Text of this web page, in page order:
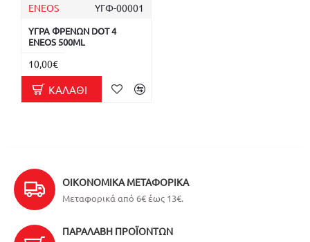
ENEOS ΥΓΦ-00001
ΥΓΡΑ ΦΡΕΝΩΝ DOT 4
ENEOS 500ML
10,00€
ΚΑΛΆΘΙ
ΟΙΚΟΝΟΜΙΚΆ ΜΕΤΑΦΟΡΙΚΆ
Μεταφορικά από 6€ έως 13€.
ΠΑΡΑΛΑΒΉ ΠΡΟΪΌΝΤΩΝ